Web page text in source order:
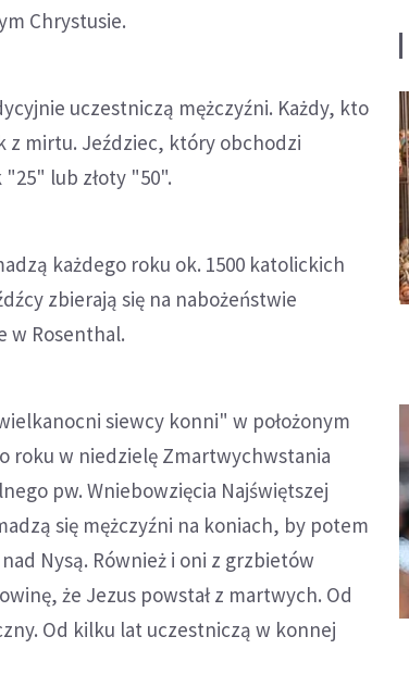
Chrystusie.
uczestniczą mężczyźni. Każdy, kto
z mirtu. Jeździec, który obchodzi
lub złoty "50".
każdego roku ok. 1500 katolickich
zbierają się na nabożeństwie
w Rosenthal.
siewcy konni" w położonym
roku w niedzielę Zmartwychwstania
pw. Wniebowzięcia Najświętszej
się mężczyźni na koniach, by potem
Nysą. Również i oni z grzbietów
że Jezus powstał z martwych. Od
Od kilku lat uczestniczą w konnej